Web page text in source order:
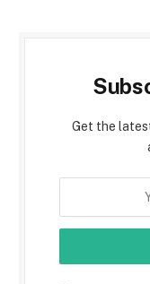
Get the